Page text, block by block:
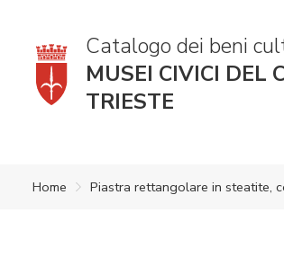
Catalogo dei beni
MUSEI CIVICI DEL
TRIESTE
Home Piastra rettangolare in steatite,